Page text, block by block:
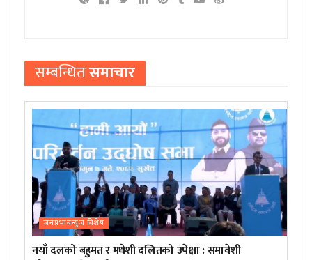
सम्बन्धितसमाचार
जनप्रभाबन्युज विशेष
नयाँ दलको बहुमत र मधेशी दलितको उपेक्षा : समावेशी